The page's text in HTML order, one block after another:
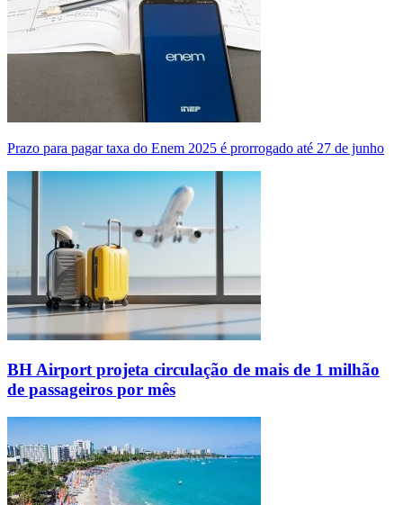
Prazo para pagar taxa do Enem 2025 é prorrogado até 27 de junho
BH Airport projeta circulação de mais de 1 milhão
de passageiros por mês